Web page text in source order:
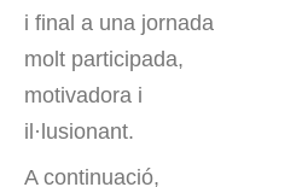
i final a una jornada
molt participada,
motivadora i
il·lusionant.
A continuació,